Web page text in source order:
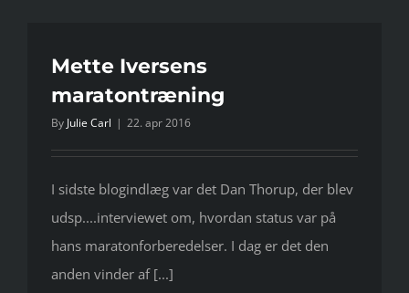
Mette Iversens
maratontræning
By Julie Carl | 22. apr 2016
I sidste blogindlæg var det Dan Thorup, der blev
udsp....interviewet om, hvordan status var på
hans maratonforberedelser. I dag er det den
anden vinder af [...]